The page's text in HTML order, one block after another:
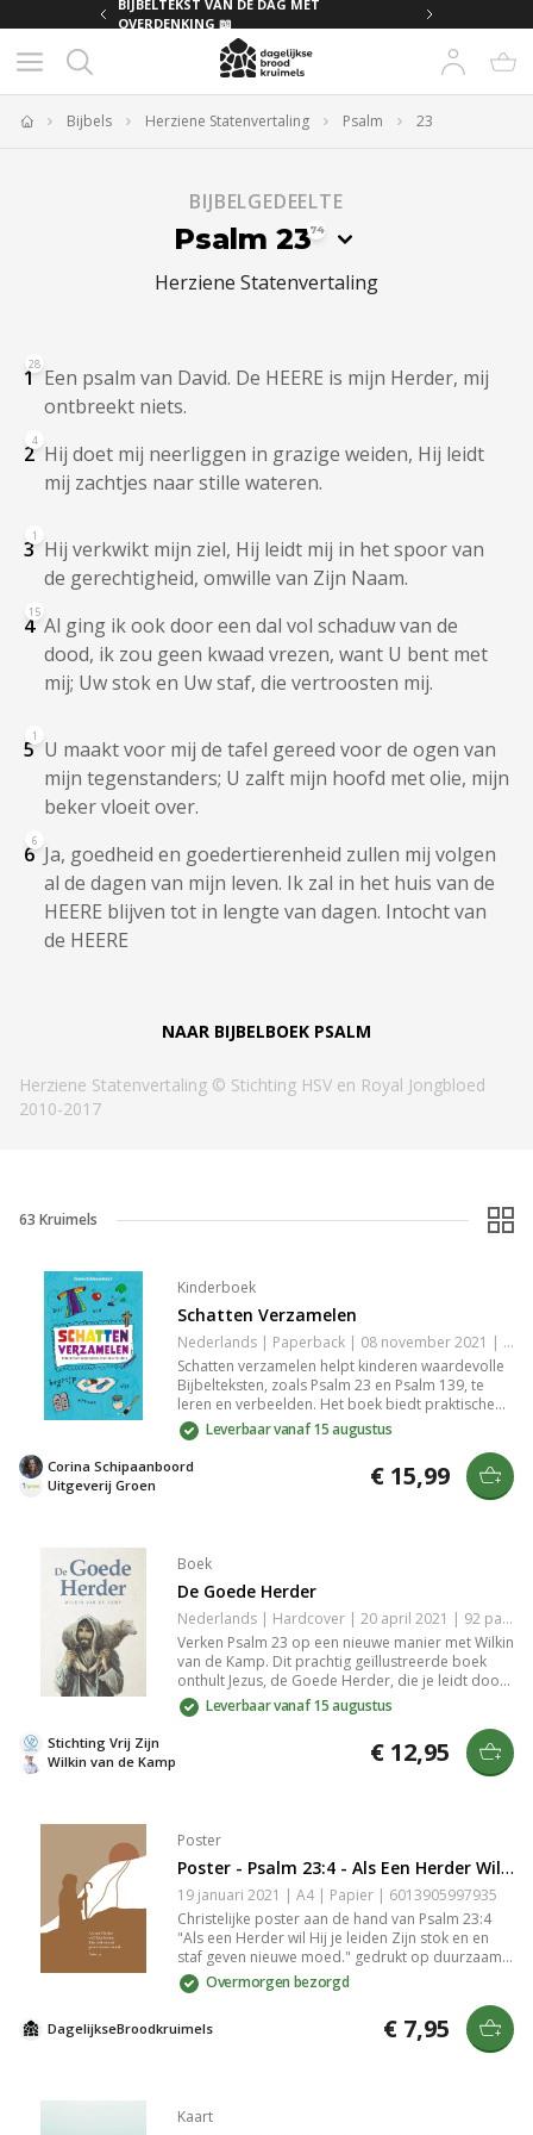
BIJBELTEKST VAN DE DAG MET
OVERDENKING 📖
Bijbels Herziene Statenvertaling Psalm 23
BIJBELGEDEELTE
Psalm 2374
Herziene Statenvertaling
1
28
Een psalm van David. De HEERE is mijn Herder, mij
ontbreekt niets.
2
4
Hij doet mij neerliggen in grazige weiden, Hij leidt
mij zachtjes naar stille wateren.
3
1
Hij verkwikt mijn ziel, Hij leidt mij in het spoor van
de gerechtigheid, omwille van Zijn Naam.
4
15
Al ging ik ook door een dal vol schaduw van de
dood, ik zou geen kwaad vrezen, want U bent met
mij; Uw stok en Uw staf, die vertroosten mij.
5
1
U maakt voor mij de tafel gereed voor de ogen van
mijn tegenstanders; U zalft mijn hoofd met olie, mijn
beker vloeit over.
6
6
Ja, goedheid en goedertierenheid zullen mij volgen
al de dagen van mijn leven. Ik zal in het huis van de
HEERE blijven tot in lengte van dagen. Intocht van
de HEERE
NAAR BIJBELBOEK PSALM
Herziene Statenvertaling © Stichting HSV en Royal Jongbloed
2010-2017
63 Kruimels
Kinderboek
Schatten Verzamelen
Nederlands | Paperback | 08 november 2021 | 104 pagina's | Basisbijbel | 9789088972942
Schatten verzamelen helpt kinderen waardevolle
Bijbelteksten, zoals Psalm 23 en Psalm 139, te
leren en verbeelden. Het boek biedt praktische
creativiteit en verdieping voor de Bijbelse feesten
advent en lijdenstijd, waardoor kinderen ware
'schatten' voor de hemel verzamelen.
Leverbaar vanaf 15 augustus
Uitgeverij Groen
Corina Schipaanboord € 15,99
Boek
De Goede Herder
Nederlands | Hardcover | 20 april 2021 | 92 pagina's | Basisbijbel | 9789080954601
Verken Psalm 23 op een nieuwe manier met Wilkin
van de Kamp. Dit prachtig geïllustreerde boek
onthult Jezus, de Goede Herder, die je leidt door
duisternis naar rust bij Zijn tafel. Vang de essentie
van vertrouwen en liefde en ervaar hoe niets je
ontbreekt onder Zijn hoede. Illustraties van Glenn
van der Mull verlevendigen deze inspirerende
Leverbaar vanaf 15 augustus
Wilkin van de Kamp
Stichting Vrij Zijn € 12,95
Poster
Poster - Psalm 23:4 - Als Een Herder Wil Hij Je Leiden
19 januari 2021 | A4 | Papier | 6013905997935
Christelijke poster aan de hand van Psalm 23:4
"Als een Herder wil Hij je leiden Zijn stok en en
staf geven nieuwe moed." gedrukt op duurzaam
en stevig 350 grams papier met een matte look.
Het papierformaat van de poster is A4 (29,7 cm ×
21 cm × 0,1 cm). De poster wordt plat verzonden
in een op maat gemaakte verpakking die extra
achterkant van de poster staat het logo van
DagelijkseBroodkruimels en een kleine
Overmorgen bezorgd
DagelijkseBroodkruimels € 7,95
Kaart